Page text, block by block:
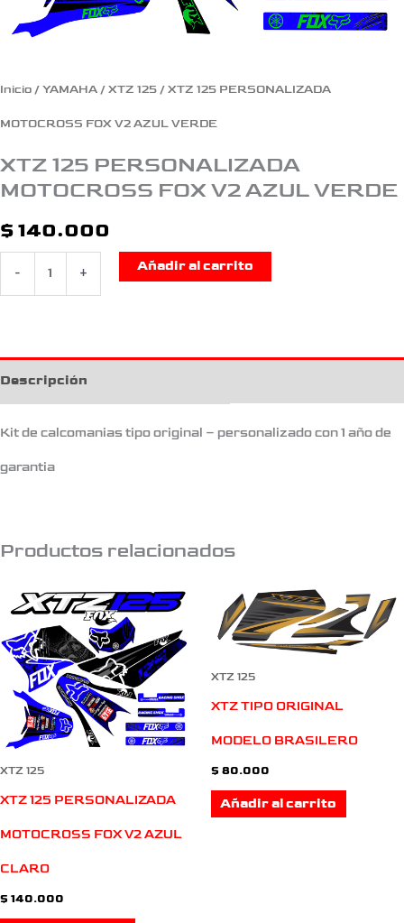
Inicio / YAMAHA / XTZ 125 / XTZ 125 PERSONALIZADA
MOTOCROSS FOX V2 AZUL VERDE
XTZ 125 PERSONALIZADA
MOTOCROSS FOX V2 AZUL VERDE
$ 140.000
- +
Añadir al carrito
Descripción
Kit de calcomanias tipo original – personalizado con 1 año de
garantia
Productos relacionados
XTZ 125
XTZ 125 PERSONALIZADA
MOTOCROSS FOX V2 AZUL
CLARO
$ 140.000
XTZ 125
XTZ TIPO ORIGINAL
MODELO BRASILERO
$ 80.000
Añadir al carrito